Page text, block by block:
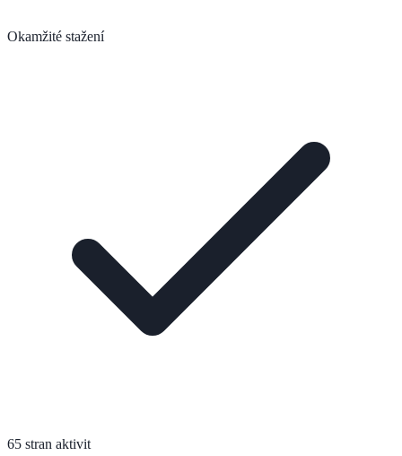
Okamžité stažení
65 stran aktivit